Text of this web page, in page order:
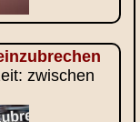
zwischen